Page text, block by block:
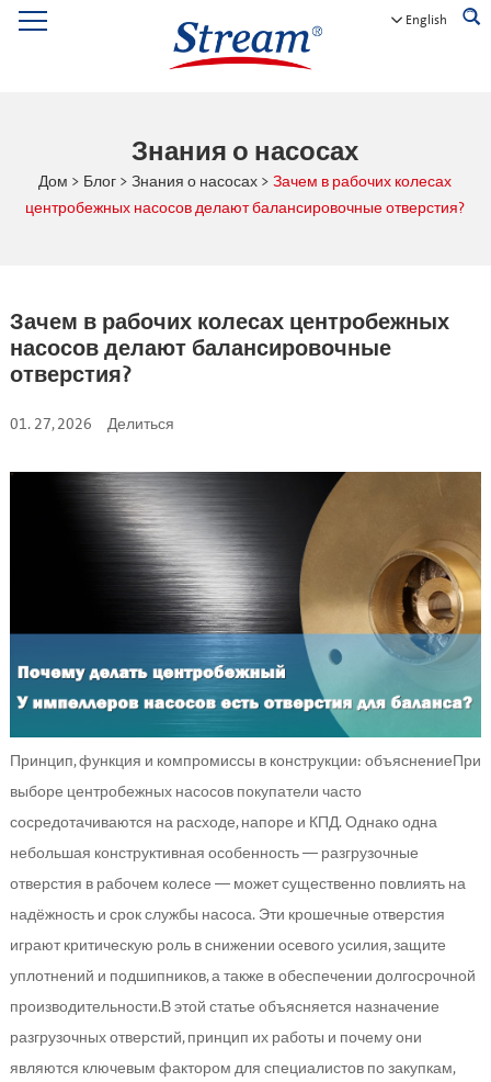
English
Знания о насосах
Дом > Блог > Знания о насосах > Зачем в рабочих колесах
центробежных насосов делают балансировочные отверстия?
Зачем в рабочих колесах центробежных
насосов делают балансировочные
отверстия?
01. 27, 2026 Делиться
Принцип, функция и компромиссы в конструкции: объяснениеПри
выборе центробежных насосов покупатели часто
сосредотачиваются на расходе, напоре и КПД. Однако одна
небольшая конструктивная особенность — разгрузочные
отверстия в рабочем колесе — может существенно повлиять на
надёжность и срок службы насоса. Эти крошечные отверстия
играют критическую роль в снижении осевого усилия, защите
уплотнений и подшипников, а также в обеспечении долгосрочной
производительности.В этой статье объясняется назначение
разгрузочных отверстий, принцип их работы и почему они
являются ключевым фактором для специалистов по закупкам,